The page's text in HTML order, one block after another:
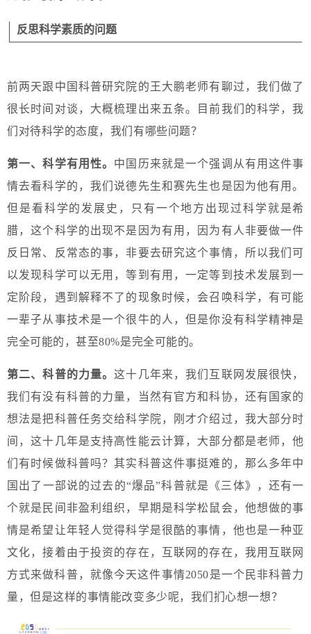
反思科学素质的问题
前两天跟中国科普研究院的王大鹏老师有聊过，我们做了
很长时间对谈，大概梳理出来五条。目前我们的科学，我
们对待科学的态度，我们有哪些问题？
第一、科学有用性。 中国历来就是一个强调从有用这件事
情去看科学的，我们说德先生和赛先生也是因为他有用。
但是看科学的发展史，只有一个地方出现过科学就是希
腊，这个科学的出现不是因为有用，因为有人非要做一件
反日常、反常态的事，非要去研究这个事情，所以我们可
以发现科学可以无用，等到有用，一定等到技术发展到一
定阶段，遇到解释不了的现象时候，会召唤科学，有可能
一辈子从事技术是一个很牛的人，但是你没有科学精神是
完全可能的，甚至80%是完全可能的。
第二、科普的力量。这十几年来，我们互联网发展很快，
我们有没有科普的力量，当然有官方和科协，还有国家的
想法是把科普任务交给科学院，刚才介绍过，我大部分时
间，这十几年是支持高性能云计算，大部分都是老师，他
们有时候做科普吗？其实科普这件事挺难的，那么多年中
国出了一部说的过去的“爆品”科普就是《三体》，还有一
个就是民间非盈利组织，早期是科学松鼠会，他想做的事
情是希望让年轻人觉得科学是很酷的事情，他也是一种亚
文化，接着由于投资的存在，互联网的存在，我用互联网
方式来做科普，就像今天这件事情2050是一个民非科普力
量，但是这样的事情能改变多少呢，我们扪心想一想？